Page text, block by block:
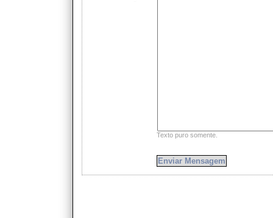
Texto puro somente.